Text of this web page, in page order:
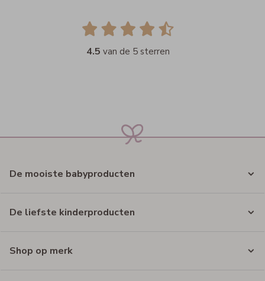
4.5 van de 5 sterren
De mooiste babyproducten
De liefste kinderproducten
Shop op merk